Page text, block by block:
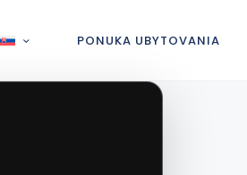
PONUKA UBYTOVANIA